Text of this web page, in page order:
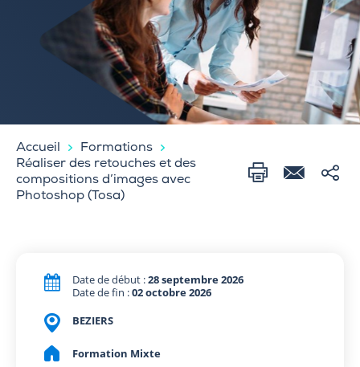
Accueil
Formations
Réaliser des retouches et des
compositions d’images avec
Photoshop (Tosa)
Date de début :28 septembre 2026
Date de fin :02 octobre 2026
BEZIERS
Formation Mixte